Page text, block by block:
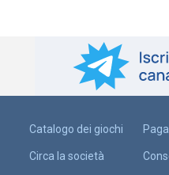
Catalogo dei giochi
Circa la società